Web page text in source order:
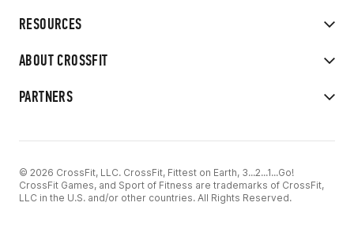
RESOURCES
ABOUT CROSSFIT
PARTNERS
© 2026 CrossFit, LLC. CrossFit, Fittest on Earth, 3...2...1...Go!
CrossFit Games, and Sport of Fitness are trademarks of CrossFit,
LLC in the U.S. and/or other countries. All Rights Reserved.